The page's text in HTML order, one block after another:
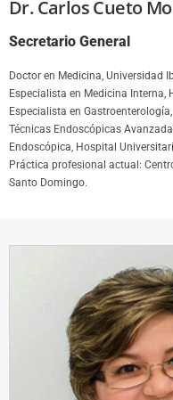
Dr. Carlos Cueto
Secretario General
Doctor en Medicina, Universidad
Especialista en Medicina Interna,
Especialista en
Técnicas Endoscópicas
Endoscópica, Hospital
Práctica profesional actual:
Santo Domingo.